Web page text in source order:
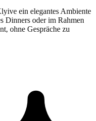
ein elegantes Ambiente
Dinners oder im Rahmen
ohne Gespräche zu